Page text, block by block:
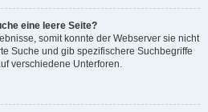
eine leere Seite?
somit konnte der Webserver sie nicht
Suche und gib spezifischere Suchbegriffe
verschiedene Unterforen.